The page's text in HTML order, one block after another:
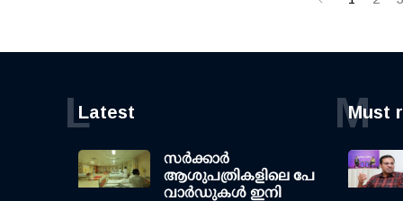
Latest
L
സര്‍ക്കാര്‍
ആശുപത്രികളിലെ പേ
വാര്‍ഡുകള്‍ ഇനി
Must
M